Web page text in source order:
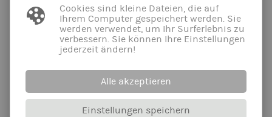
freitags
bis einschl.
29.07., d.h. 6x
bis zur
Sommerpause
Cookies sind kleine Dateien, die auf
Ihrem Computer gespeichert werden. Sie
werden verwendet, um Ihr Surferlebnis zu
verbessern. Sie können Ihre Einstellungen
jederzeit ändern!
Alle akzeptieren
Einstellungen speichern